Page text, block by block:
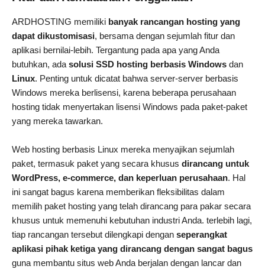
ARDHOSTING memiliki banyak rancangan hosting yang
dapat dikustomisasi, bersama dengan sejumlah fitur dan
aplikasi bernilai-lebih. Tergantung pada apa yang Anda
butuhkan, ada solusi SSD hosting berbasis Windows dan
Linux. Penting untuk dicatat bahwa server-server berbasis
Windows mereka berlisensi, karena beberapa perusahaan
hosting tidak menyertakan lisensi Windows pada paket-paket
yang mereka tawarkan.
Web hosting berbasis Linux mereka menyajikan sejumlah
paket, termasuk paket yang secara khusus dirancang untuk
WordPress, e-commerce, dan keperluan perusahaan. Hal
ini sangat bagus karena memberikan fleksibilitas dalam
memilih paket hosting yang telah dirancang para pakar secara
khusus untuk memenuhi kebutuhan industri Anda. terlebih lagi,
tiap rancangan tersebut dilengkapi dengan seperangkat
aplikasi pihak ketiga yang dirancang dengan sangat bagus
guna membantu situs web Anda berjalan dengan lancar dan